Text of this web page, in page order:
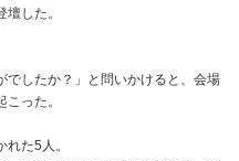
した。
したか？」と問いかけると、会場
った。
た5人。